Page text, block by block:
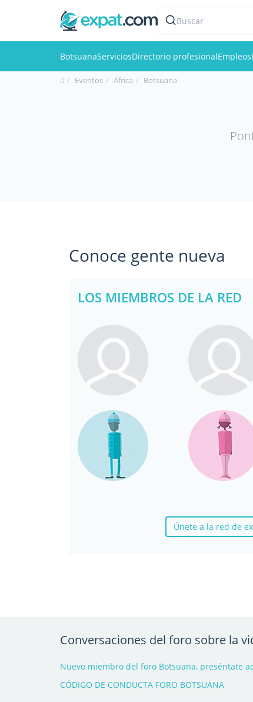
Buscar
BotsuanaServiciosDirectorio profesionalEmpleos
Eventos África Botsuana
Conoce gente nueva
LOS MIEMBROS DE LA RED
Únete a la red de
Conversaciones del foro sobre la
Nuevo miembro del foro Botsuana, preséntate
CÓDIGO DE CONDUCTA FORO BOTSUANA